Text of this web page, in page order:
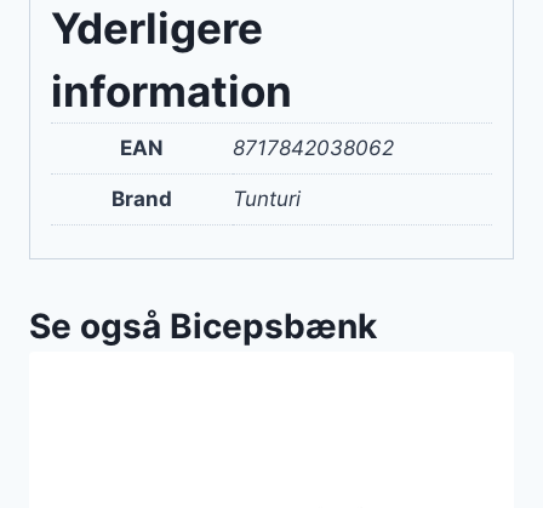
Yderligere
information
EAN 8717842038062
Brand Tunturi
Se også Bicepsbænk